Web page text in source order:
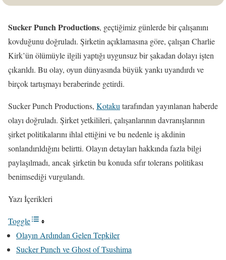
Sucker Punch Productions, geçtiğimiz günlerde bir çalışanını
kovduğunu doğruladı. Şirketin açıklamasına göre, çalışan Charlie
Kirk’ün ölümüyle ilgili yaptığı uygunsuz bir şakadan dolayı işten
çıkarıldı. Bu olay, oyun dünyasında büyük yankı uyandırdı ve
birçok tartışmayı beraberinde getirdi.
Sucker Punch Productions, Kotaku tarafından yayınlanan haberde
olayı doğruladı. Şirket yetkilileri, çalışanlarının davranışlarının
şirket politikalarını ihlal ettiğini ve bu nedenle iş akdinin
sonlandırıldığını belirtti. Olayın detayları hakkında fazla bilgi
paylaşılmadı, ancak şirketin bu konuda sıfır tolerans politikası
benimsediği vurgulandı.
Yazı İçerikleri
Toggle
Olayın Ardından Gelen Tepkiler
Sucker Punch ve Ghost of Tsushima